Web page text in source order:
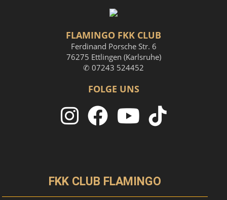
FLAMINGO FKK CLUB
Ferdinand Porsche Str. 6
76275 Ettlingen (Karlsruhe)
✆ 07243 524452
FOLGE UNS
FKK CLUB FLAMINGO